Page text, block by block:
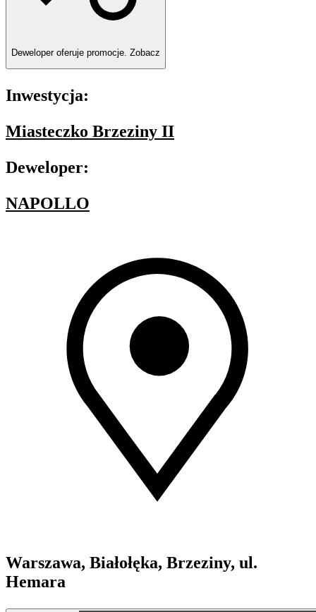
Deweloper oferuje promocje. Zobacz
Inwestycja:
Miasteczko Brzeziny II
Deweloper:
NAPOLLO
Warszawa, Białołęka, Brzeziny, ul.
Hemara